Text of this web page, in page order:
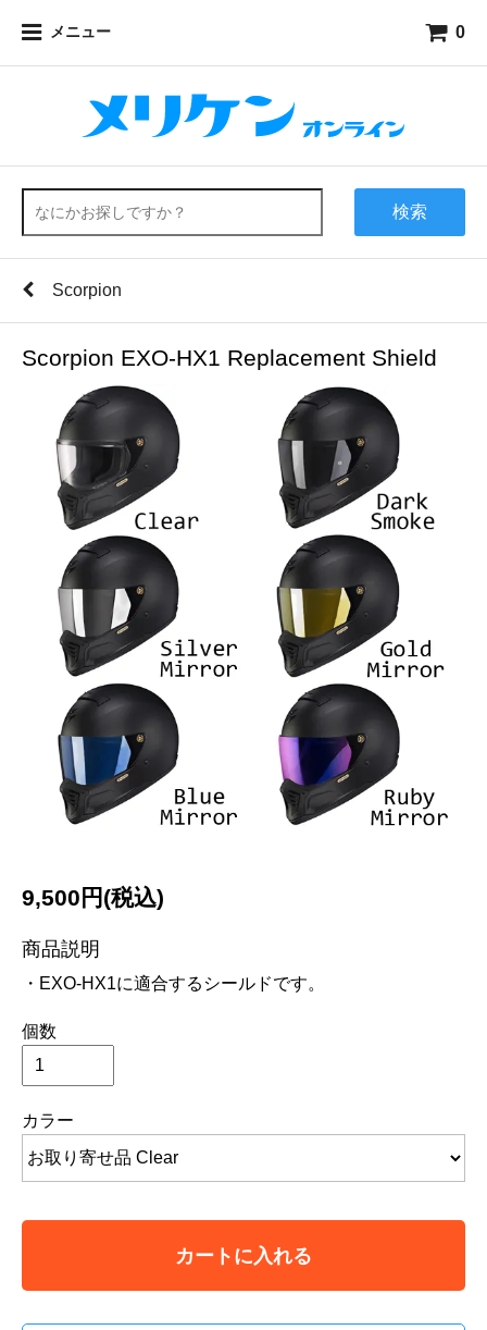
メニュー 0
検索
Scorpion
Scorpion EXO-HX1 Replacement Shield
9,500円(税込)
商品説明
・EXO-HX1に適合するシールドです。
個数
カラー
カートに入れる